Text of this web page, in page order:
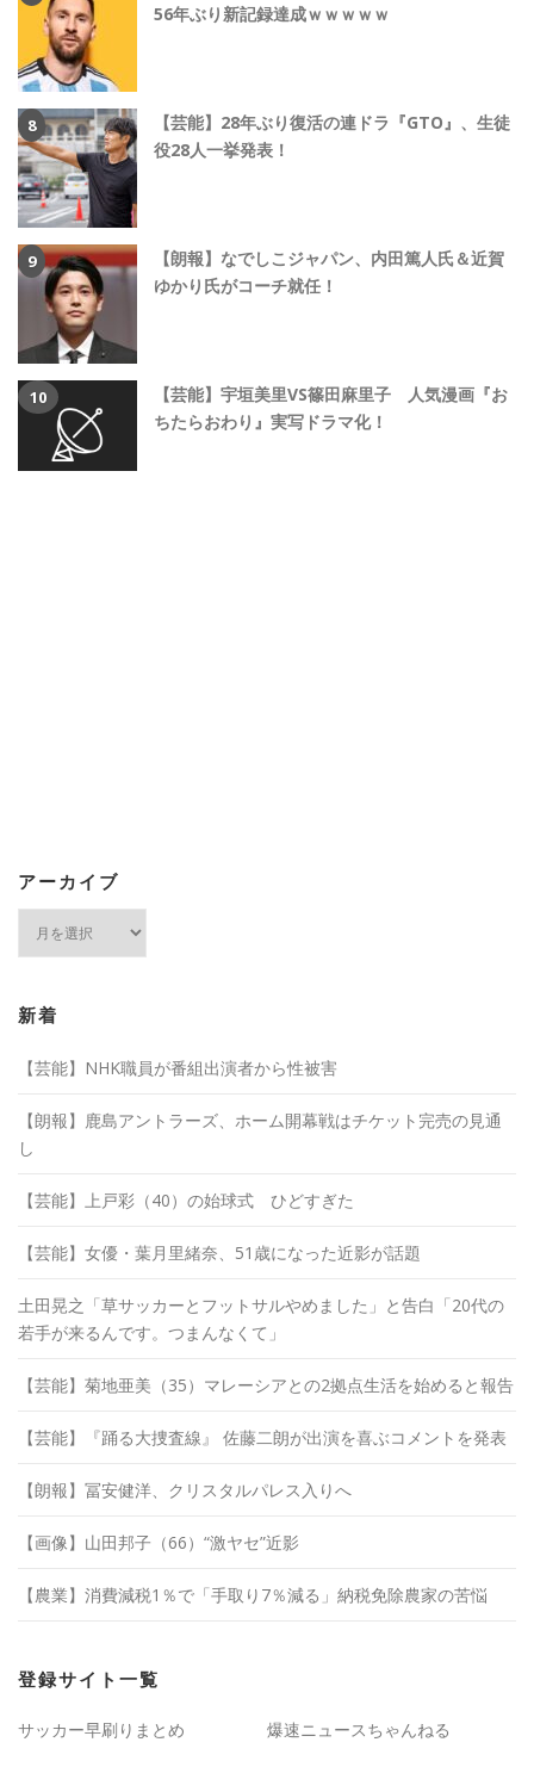
56年ぶり新記録達成ｗｗｗｗｗ
【芸能】28年ぶり復活の連ドラ『GTO』、生徒
役28人一挙発表！
【朗報】なでしこジャパン、内田篤人氏＆近賀
ゆかり氏がコーチ就任！
【芸能】宇垣美里VS篠田麻里子 人気漫画『お
ちたらおわり』実写ドラマ化！
アーカイブ
ブ
新着
【芸能】NHK職員が番組出演者から性被害
【朗報】鹿島アントラーズ、ホーム開幕戦はチケット完売の見通
し
【芸能】上戸彩（40）の始球式 ひどすぎた
【芸能】女優・葉月里緒奈、51歳になった近影が話題
土田晃之「草サッカーとフットサルやめました」と告白「20代の
若手が来るんです。つまんなくて」
【芸能】菊地亜美（35）マレーシアとの2拠点生活を始めると報告
【芸能】『踊る大捜査線』 佐藤二朗が出演を喜ぶコメントを発表
【朗報】冨安健洋、クリスタルパレス入りへ
【画像】山田邦子（66）“激ヤセ”近影
【農業】消費減税1％で「手取り7％減る」納税免除農家の苦悩
登録サイト一覧
サッカー早刷りまとめ 爆速ニュースちゃんねる